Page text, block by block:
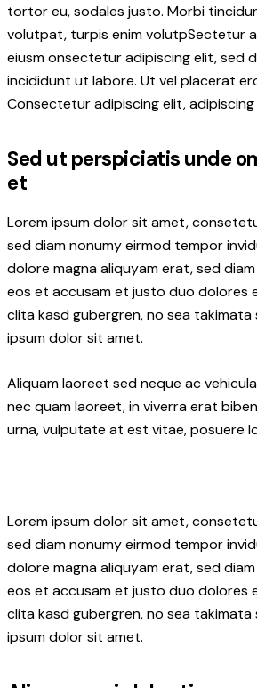
tortor eu, sodales justo. Morbi
volutpat, turpis enim volutpSectetur
eiusm onsectetur adipiscing elit, sed
incididunt ut labore. Ut vel placerat
Consectetur adipiscing elit,
Sed ut perspiciatis unde
et
Lorem ipsum dolor sit amet,
sed diam nonumy eirmod tempor
dolore magna aliquyam erat, sed
eos et accusam et justo duo dolores
clita kasd gubergren, no sea
ipsum dolor sit amet.
Aliquam laoreet sed neque ac
nec quam laoreet, in viverra erat
urna, vulputate at est vitae, posuere
Lorem ipsum dolor sit amet,
sed diam nonumy eirmod tempor
dolore magna aliquyam erat, sed
eos et accusam et justo duo dolores
clita kasd gubergren, no sea
ipsum dolor sit amet.